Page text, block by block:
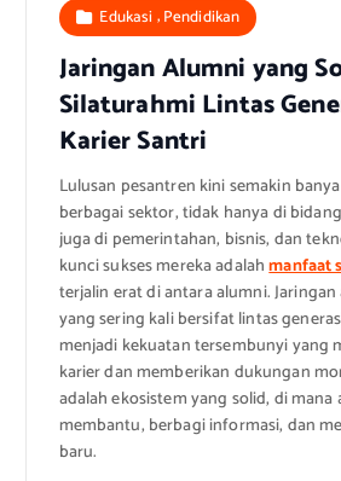
Edukasi,Pendidikan
Jaringan Alumni yang
Silaturahmi Lintas
Karier Santri
Lulusan pesantren kini semakin
berbagai sektor, tidak hanya di
juga di pemerintahan, bisnis, dan
kunci sukses mereka adalahmanfaat
terjalin erat di antara alumni.
yang sering kali bersifat lintas
menjadi kekuatan tersembunyi yang
karier dan memberikan dukungan
adalah ekosistem yang solid, di mana
membantu, berbagi informasi, dan
baru.